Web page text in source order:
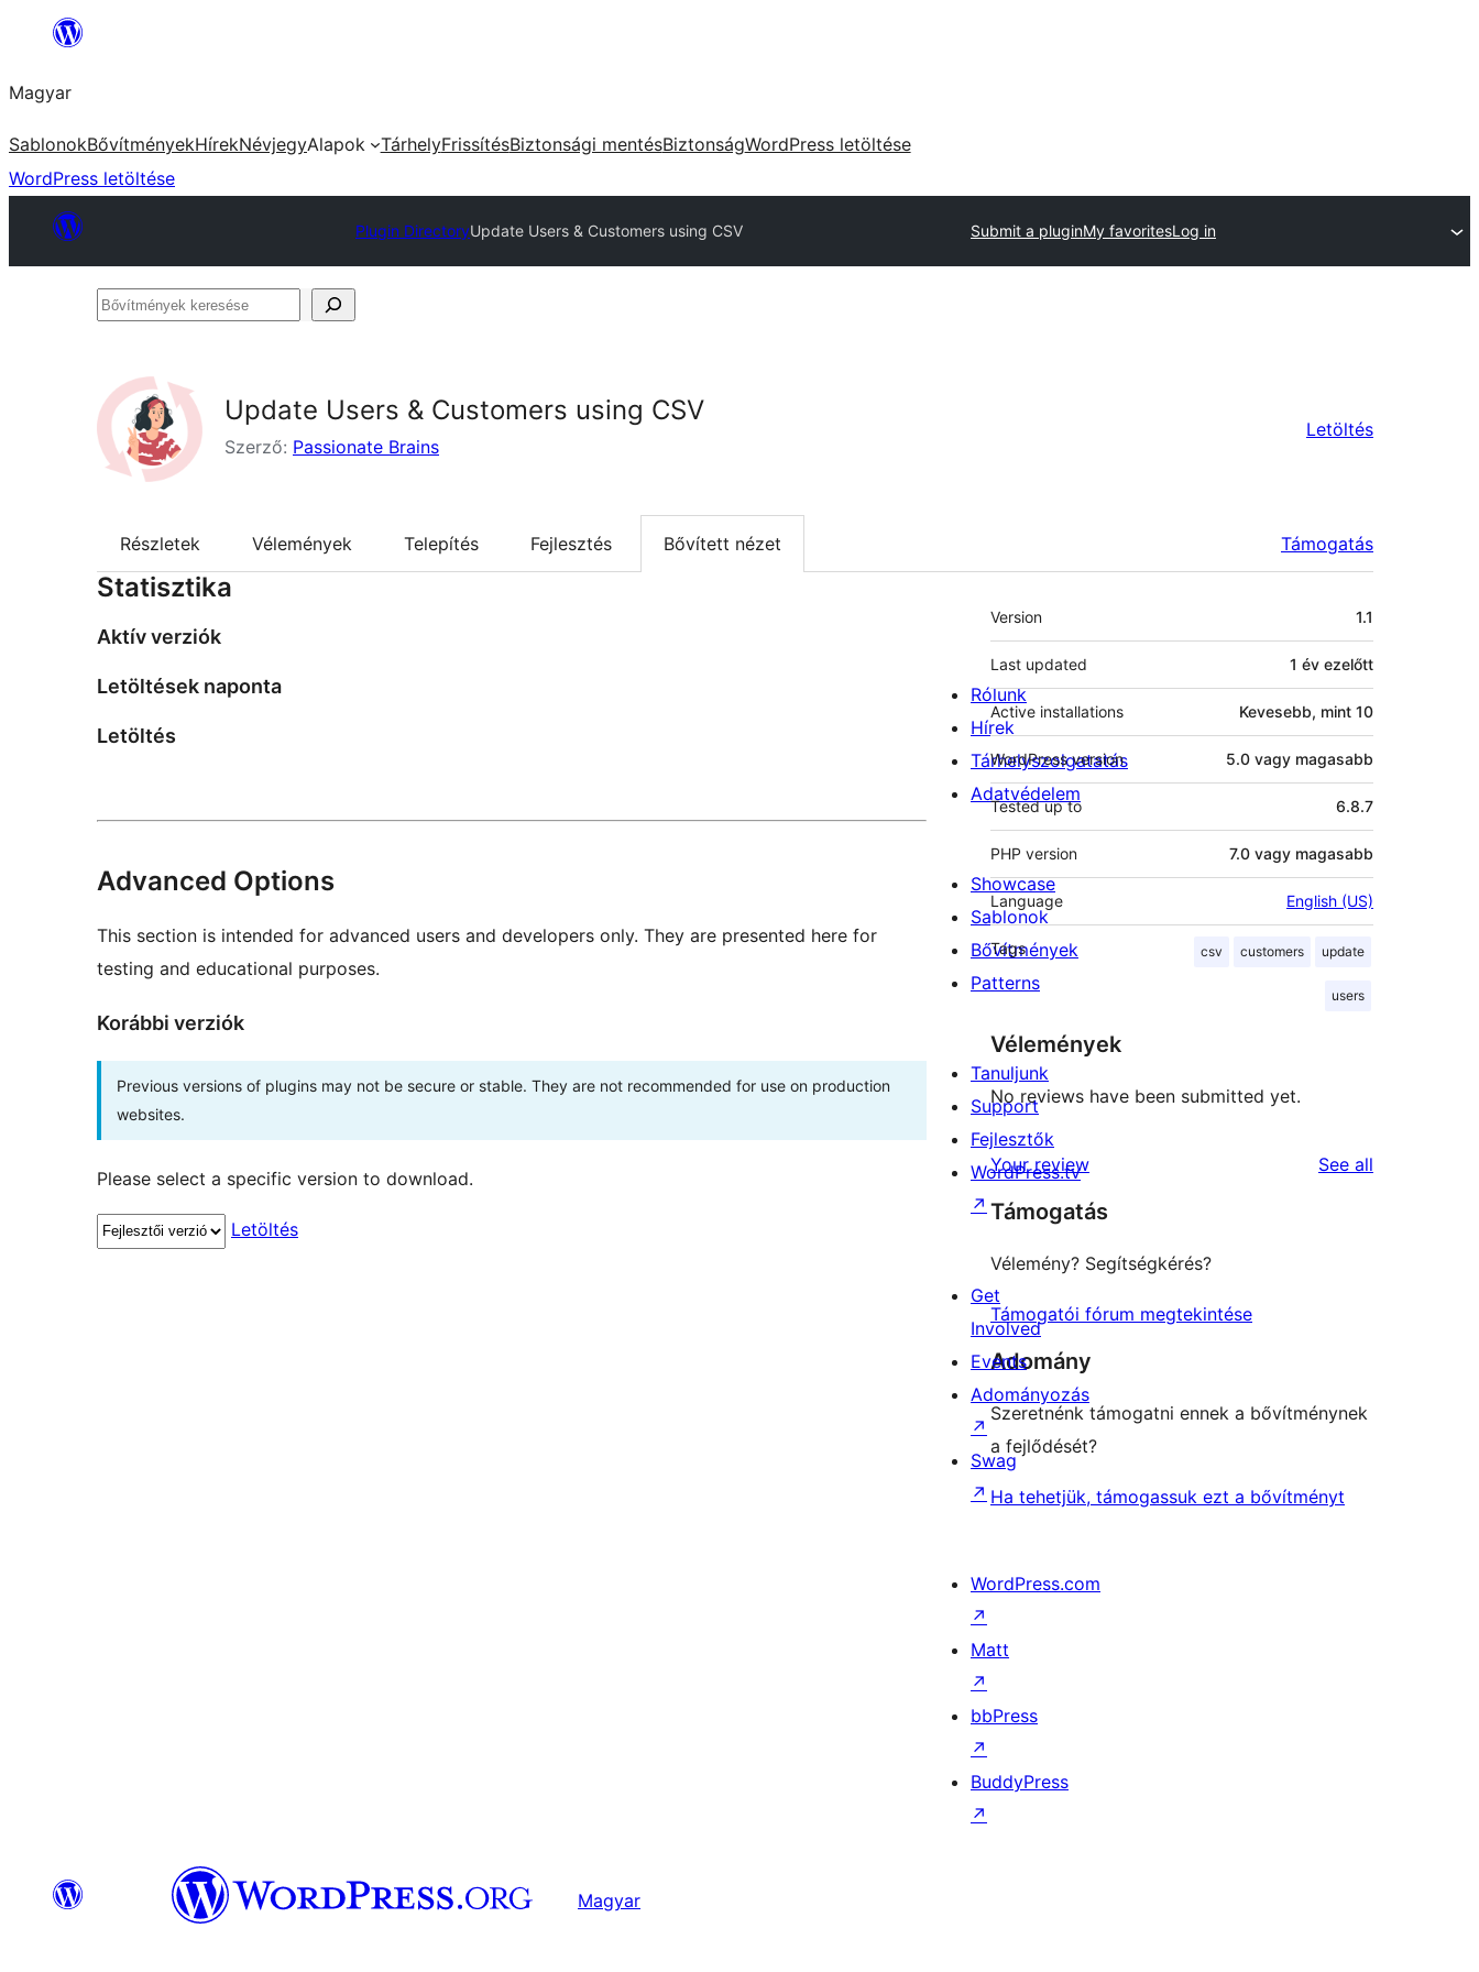
Ugrás
tartalomhoz
Magyar
SablonokBővítményekHírekNévjegyAlapok TárhelyFrissítésBiztonsági mentésBiztonságWordPress letöltése
WordPress letöltése
Plugin DirectoryUpdate Users & Customers using CSV Submit a pluginMy favoritesLog in
Bővítmények
Update Users & Customers using CSV
Szerző: Passionate Brains
Letöltés
Részletek Vélemények Telepítés Fejlesztés Bővített nézet Támogatás
Statisztika
Aktív verziók
Letöltések naponta
Letöltés
Advanced Options
This section is intended for advanced users and developers only. They are presented here for
testing and educational purposes.
Korábbi verziók
Previous versions of plugins may not be secure or stable. They are not recommended for use on production
websites.
Please select a specific version to download.
Letöltés
Meta
Version 1.1
Last updated 1 év ezelőtt
Active installations Kevesebb, mint 10
WordPress version 5.0 vagy magasabb
Tested up to 6.8.7
PHP version 7.0 vagy magasabb
Language English (US)
Tags csv customers update
users
Vélemények
No reviews have been submitted yet.
Your review See all
Támogatás
Vélemény? Segítségkérés?
Támogatói fórum megtekintése
Adomány
Szeretnénk támogatni ennek a bővítménynek
a fejlődését?
Ha tehetjük, támogassuk ezt a bővítményt
Rólunk
Hírek
Tárhelyszolgatatás
Adatvédelem
Showcase
Sablonok
Bővítmények
Patterns
Tanuljunk
Support
Fejlesztők
WordPress.tv
↗
Get
Involved
Events
Adományozás
↗
Swag
↗
WordPress.com
↗
Matt
↗
bbPress
↗
BuddyPress
↗
Magyar